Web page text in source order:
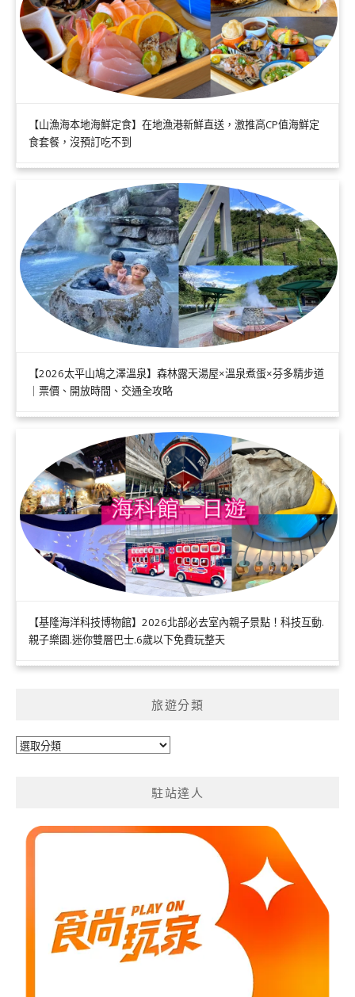
【山漁海本地海鮮定食】在地漁港新鮮直送，激推高CP值海鮮定
食套餐，沒預訂吃不到
【2026太平山鳩之澤溫泉】森林露天湯屋×溫泉煮蛋×芬多精步道
｜票價、開放時間、交通全攻略
【基隆海洋科技博物館】2026北部必去室內親子景點！科技互動.
親子樂園.迷你雙層巴士.6歲以下免費玩整天
旅遊分類
旅
駐站達人